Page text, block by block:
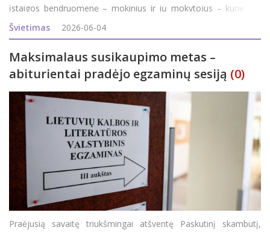
įstaigos bendruomenę – mokinius ir jų mokytojus – kurie per
praėjusius mokslo metus pasiekė aukštesnių rezultatų ir garsino
ugdymo
Švietimas 2026-06-04
Maksimalaus susikaupimo metas –
abiturientai pradėjo egzaminų sesiją (0)
Praėjusią savaitę triukšmingai atšventę Paskutinį skambutį,